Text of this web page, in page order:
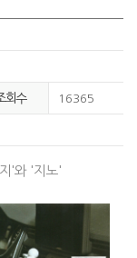
회수 16365
'와 '지노'